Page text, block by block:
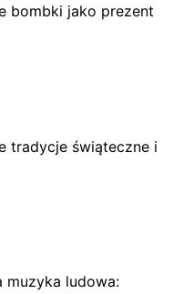
bombki jako prezent
tradycje świąteczne i
muzyka ludowa: